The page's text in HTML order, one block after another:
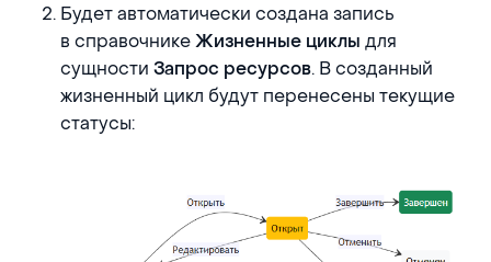
Будет автоматически создана запись
в справочникеЖизненные циклы для
сущностиЗапрос ресурсов. В созданный
жизненный цикл будут перенесены текущие
статусы: